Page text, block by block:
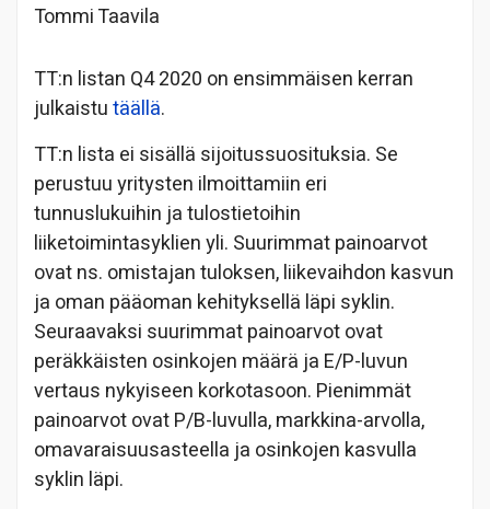
Tommi Taavila
TT:n listan Q4 2020 on ensimmäisen kerran
julkaistutäällä.
TT:n lista ei sisällä sijoitussuosituksia. Se
perustuu yritysten ilmoittamiin eri
tunnuslukuihin ja tulostietoihin
liiketoimintasyklien yli. Suurimmat painoarvot
ovat ns. omistajan tuloksen, liikevaihdon kasvun
ja oman pääoman kehityksellä läpi syklin.
Seuraavaksi suurimmat painoarvot ovat
peräkkäisten osinkojen määrä ja E/P-luvun
vertaus nykyiseen korkotasoon. Pienimmät
painoarvot ovat P/B-luvulla, markkina-arvolla,
omavaraisuusasteella ja osinkojen kasvulla
syklin läpi.